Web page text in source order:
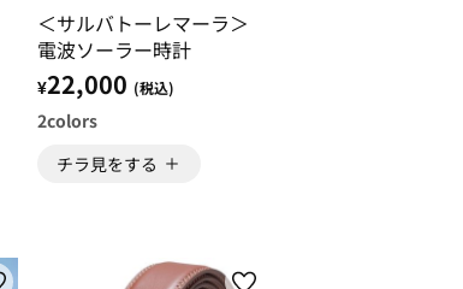
＜サルバトーレマーラ＞
電波ソーラー時計
¥22,000 (税込)
2colors
チラ見をする